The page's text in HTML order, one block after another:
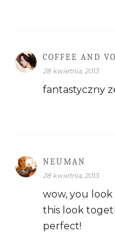
COFFEE AND
28 kwietnia, 2013
fantastyczny
NEUMAN
28 kwietnia, 2013
wow, you
this look
perfect!